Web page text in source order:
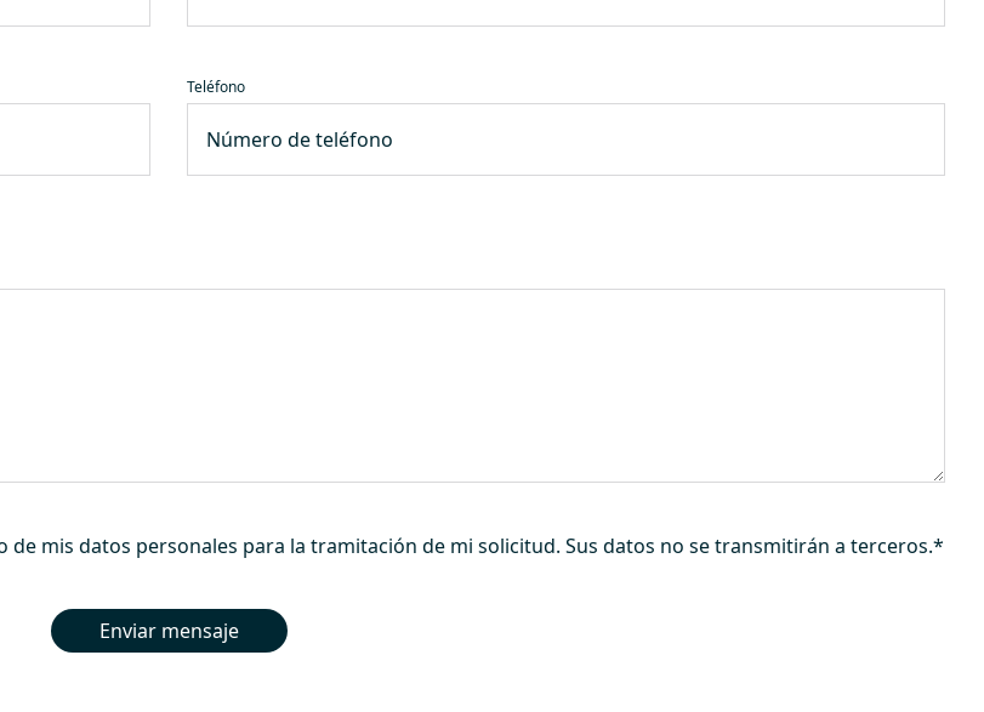
Teléfono
de mis datos personales para la tramitación de mi solicitud. Sus datos no se transmitirán a terceros.*
Enviar mensaje